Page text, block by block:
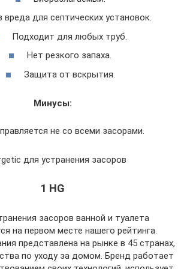
вреда для септических установок.
Подходит для любых труб.
Нет резкого запаха.
Защита от вскрытия.
Минусы:
не со всеми засорами.
для устранения засоров
1 HG
засоров ванной и туалета
на первом месте нашего рейтинга.
представлена на рынке в 45 странах,
по уходу за домом. Бренд работает